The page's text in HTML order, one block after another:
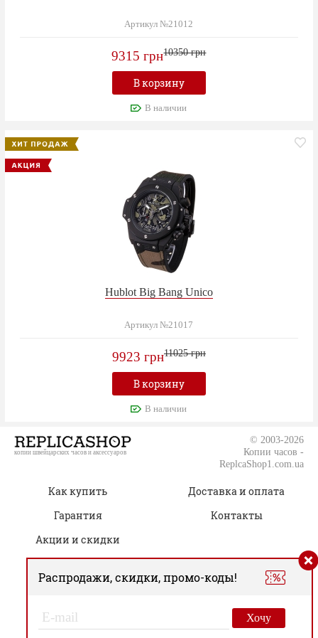
Артикул №21012
9315 грн10350 грн
В корзину
В наличии
Hublot Big Bang Unico
Артикул №21017
9923 грн11025 грн
В корзину
В наличии
копии швейцарских часов и аксессуаров
© 2003-2026
Копии часов -
ReplcaShop1.com.ua
Как купить
Доставка и оплата
Гарантия
Контакты
Акции и скидки
(050) 805-76-96
Вс. Только онлайн-заказы
Распродажи, скидки, промо-коды!
Хочу